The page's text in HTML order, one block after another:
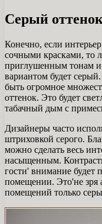
Серый
Конечно, если
сочными красками, то
приглушенным тонам
вариантом будет
быть огромное
оттенок. Это будет
табачный дым с
Дизайнеры часто
штриховкой серого.
можно сделать весь
насыщенным.
гости' внимание будет
помещении. Это'не зря
помещений только